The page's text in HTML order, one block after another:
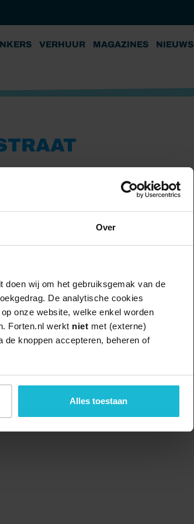
Over
wij om het gebruiksgemak van de
De analytische cookies
onze website, welke enkel worden
Forten.nl werkt niet met (externe)
knoppen accepteren, beheren of
Alles toestaan
VERHUUR MAGAZINES NIEUWS
wordt ondersteund door de